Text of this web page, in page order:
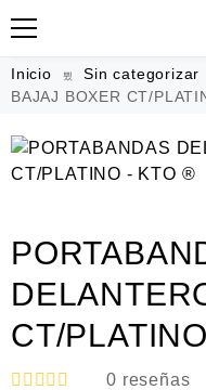
Inicio Sin categorizar
BAJAJ BOXER CT/
CT/
0 reseñas